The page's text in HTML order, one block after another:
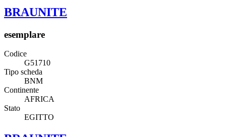
BRAUNITE
esemplare
Codice
G51710
Tipo scheda
BNM
Continente
AFRICA
Stato
EGITTO